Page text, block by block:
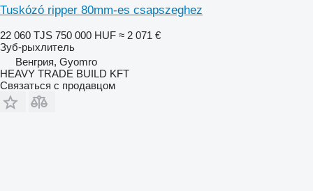
Tuskózó ripper 80mm-es csapszeghez
22 060 TJS 750 000 HUF ≈ 2 071 €
Зуб-рыхлитель
Венгрия, Gyomro
HEAVY TRADE BUILD KFT
Связаться с продавцом